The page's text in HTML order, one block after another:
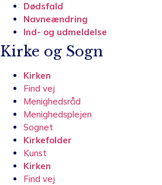
Dødsfald
Navneændring
Ind- og udmeldelse
Kirke og Sogn
Kirken
Find vej
Menighedsråd
Menighedsplejen
Sognet
Kirkefolder
Kunst
Kirken
Find vej